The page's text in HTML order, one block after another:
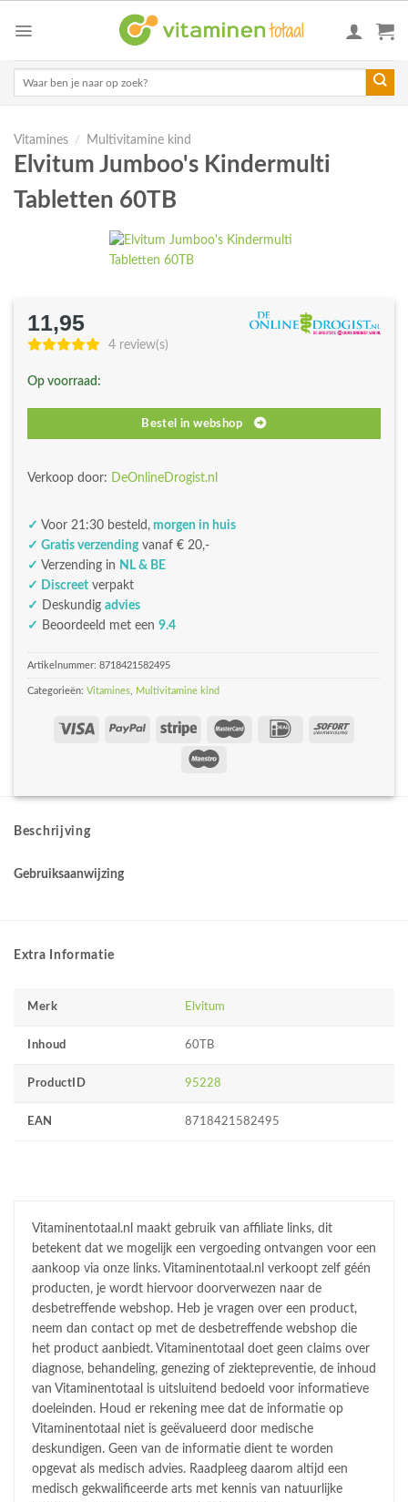
Vitamines / Multivitamine kind
Elvitum Jumboo's Kindermulti
Tabletten 60TB
11,95
4 review(s)
Op voorraad:
Bestel in webshop
Verkoop door: DeOnlineDrogist.nl
✓ Voor 21:30 besteld, morgen in huis
✓ Gratis verzendingvanaf € 20,-
✓ Verzending in NL & BE
✓ Discreet verpakt
✓
Deskundig advies
✓ Beoordeeld met een 9.4
Artikelnummer: 8718421582495
Categorieën: Vitamines Multivitamine kind
Beschrijving
Gebruiksaanwijzing
Extra Informatie
Merk Elvitum
Inhoud 60TB
ProductID 95228
EAN 8718421582495
Vitaminentotaal.nl maakt gebruik van affiliate links, dit
betekent dat we mogelijk een vergoeding ontvangen voor een
aankoop via onze links. Vitaminentotaal.nl verkoopt zelf géén
producten, je wordt hiervoor doorverwezen naar de
desbetreffende webshop. Heb je vragen over een product,
neem dan contact op met de desbetreffende webshop die
het product aanbiedt. Vitaminentotaal doet geen claims over
diagnose, behandeling, genezing of ziektepreventie, de inhoud
van Vitaminentotaal is uitsluitend bedoeld voor informatieve
doeleinden. Houd er rekening mee dat de informatie op
Vitaminentotaal niet is geëvalueerd door medische
deskundigen. Geen van de informatie dient te worden
opgevat als medisch advies. Raadpleeg daarom altijd een
medisch gekwalificeerde arts met kennis van natuurlijke